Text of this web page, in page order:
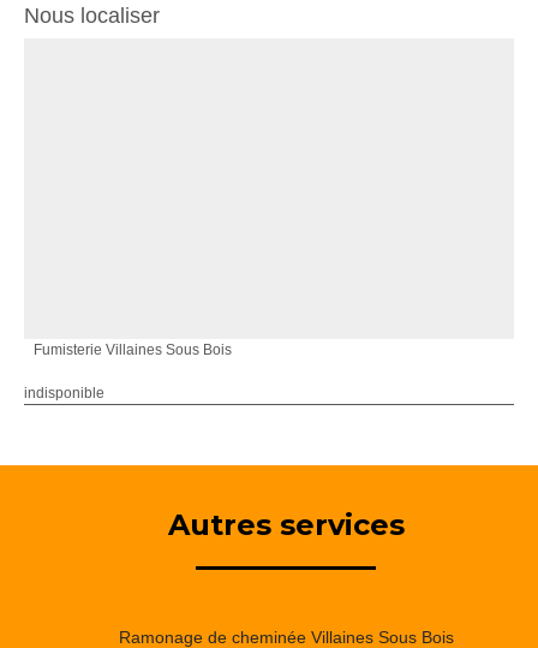
Nous localiser
Fumisterie Villaines Sous Bois
indisponible
Autres services
Ramonage de cheminée Villaines Sous Bois